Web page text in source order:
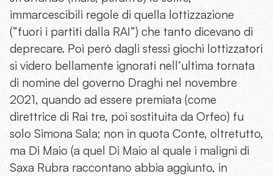
immarcescibili regole di quella lottizzazione
(“fuori i partiti dalla RAI”) che tanto dicevano di
deprecare. Poi però dagli stessi giochi lottizzatori
si videro bellamente ignorati nell’ultima tornata
di nomine del governo Draghi nel novembre
2021, quando ad essere premiata (come
direttrice di Rai tre, poi sostituita da Orfeo) fu
solo Simona Sala; non in quota Conte, oltretutto,
ma Di Maio (a quel Di Maio al quale i maligni di
Saxa Rubra raccontano abbia aggiunto, in